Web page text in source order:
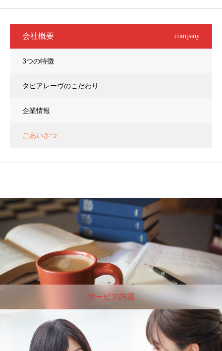
会社概要 company
3つの特徴
タピアレーヴのこだわり
企業情報
ごあいさつ
サービス内容